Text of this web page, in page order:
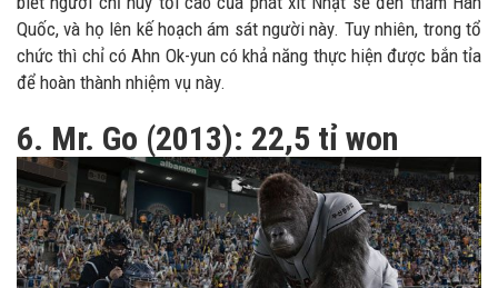
Quốc, và họ lên kế hoạch ám sát người này. Tuy nhiên, trong tổ
chức thì chỉ có Ahn Ok-yun có khả năng thực hiện được bắn tỉa
để hoàn thành nhiệm vụ này.
6. Mr. Go (2013): 22,5 tỉ won